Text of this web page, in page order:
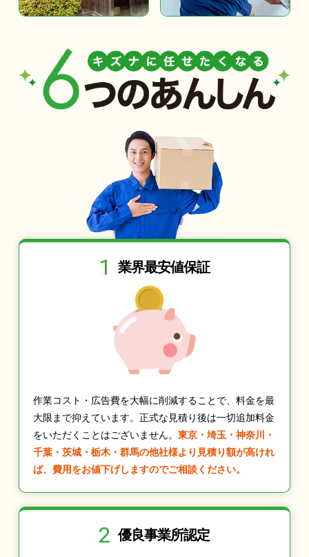
1 業界最安値保証
作業コスト・広告費を大幅に削減することで、料金を最
大限まで抑えています。正式な見積り後は一切追加料金
をいただくことはございません。 東京・埼玉・神奈川・
千葉・茨城・栃木・群馬の他社様より見積り額が高けれ
ば、費用をお値下げしますのでご相談ください。
2 優良事業所認定